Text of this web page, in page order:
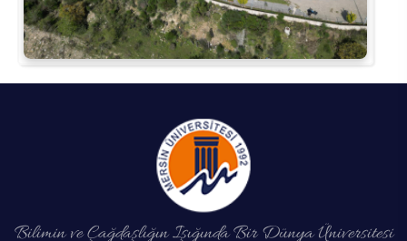
Bilimin ve Çağdaşlığın Işığında Bir Dünya Üniversitesi